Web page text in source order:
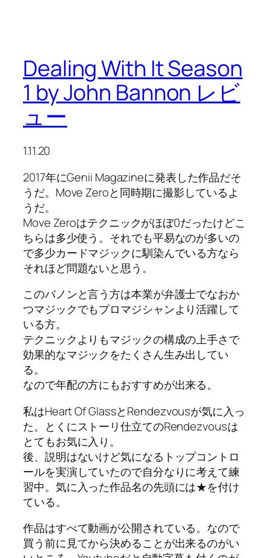
Dealing With It Season
1 by John Bannon レビ
ュー
1.11.20
2017年にGenii Magazineに発表した作品だそ
うだ。Move Zeroと同時期に撮影しているよ
うだ。
Move Zeroはテクニックがほぼ0だったけどこ
ちらは多少使う。それでも平易なのが多いの
で多少カードマジックに馴染んでいる方なら
それほど問題ないと思う。
このバノンと言う方は本業が弁護士でなおか
つマジックでもプロマジシャンより活躍して
いる方。
テクニックよりもマジックの構成の上手さで
効果的なマジックをたくさん生み出してい
る。
なので年配の方にもおすすめが出来る。
私はHeart Of GlassとRendezvousが気に入っ
た。とくにストーリ仕立てのRendezvousは
とてもお気に入り。
後、説明はないけど気になるトップコントロ
ールを実演していたので自分なりに考えて練
習中。気に入った作品名の先頭には★を付け
ている。
作品はすべて動画が公開されている。なので
買う前に見てから決めることが出来るのがい